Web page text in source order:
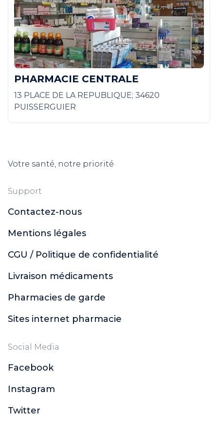
PHARMACIE CENTRALE
13 PLACE DE LA REPUBLIQUE; 34620
PUISSERGUIER
Votre santé, notre priorité
Support
Contactez-nous
Mentions légales
CGU / Politique de confidentialité
Livraison médicaments
Pharmacies de garde
Sites internet pharmacie
Social Media
Facebook
Instagram
Twitter